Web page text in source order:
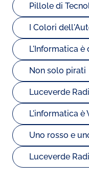
Pillole di
I Colori
L'Informatica è
Non solo pirati
Luceverde
L'informatica è
Uno rosso e
Luceverde